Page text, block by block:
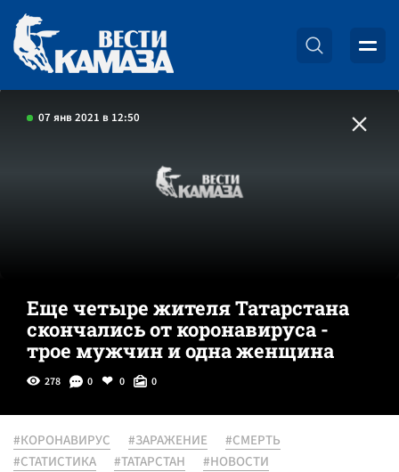
07 янв 2021 в 12:50
Еще четыре жителя Татарстана
скончались от коронавируса -
трое мужчин и одна женщина
278 0 0 0
#КОРОНАВИРУС #ЗАРАЖЕНИЕ
#СМЕРТЬ
#СТАТИСТИКА
#ТАТАРСТАН #НОВОСТИ